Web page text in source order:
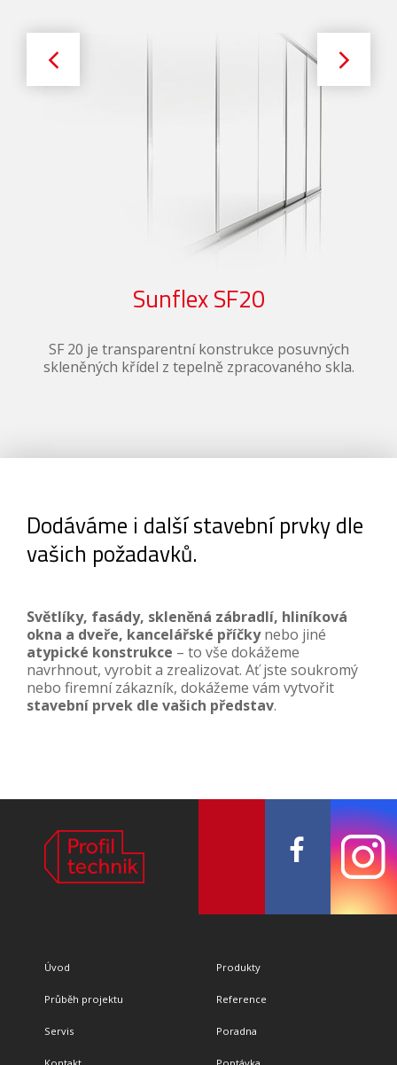
Sunflex SF20
SF 20 je transparentní konstrukce posuvných
skleněných křídel z tepelně zpracovaného skla.
Dodáváme i další stavební prvky dle
vašich požadavků.
Světlíky, fasády, skleněná zábradlí, hliníková
okna a dveře, kancelářské příčkynebo jiné
atypické konstrukce – to vše dokážeme
navrhnout, vyrobit a zrealizovat. Ať jste soukromý
nebo firemní zákazník, dokážeme vám vytvořit
stavební prvek dle vašich představ.
Úvod Produkty
Průběh projektu Reference
Servis Poradna